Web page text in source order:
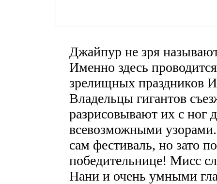
Джайпур не зря
Именно здесь
зрелищных праздников
Владельцы гигантов
разрисовывают их с ног
всевозможными
сам фестиваль, но зато
победительнице! Мисс
Нани и очень умными